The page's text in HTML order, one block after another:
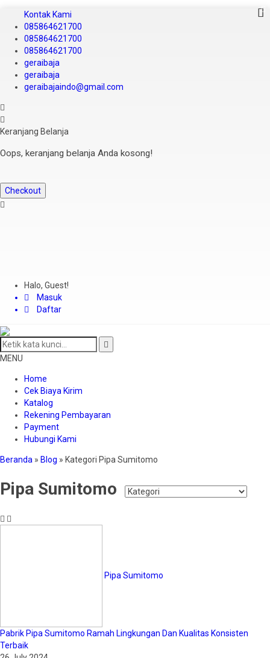
Kontak Kami
085864621700
085864621700
085864621700
geraibaja
geraibaja
geraibajaindo@gmail.com
Keranjang Belanja
Oops, keranjang belanja Anda kosong!
Checkout
Halo, Guest!
Masuk
Daftar
MENU
Home
Cek Biaya Kirim
Katalog
Rekening Pembayaran
Payment
Hubungi Kami
Beranda » Blog » Kategori Pipa Sumitomo
Pipa Sumitomo
Pipa Sumitomo
Pabrik Pipa Sumitomo Ramah Lingkungan Dan Kualitas Konsisten
Terbaik